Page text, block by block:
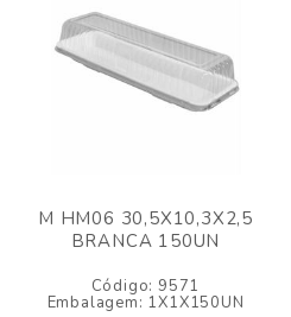
M HM06 30,5X10,3X2,5
BRANCA 150UN
Código: 9571
Embalagem: 1X1X150UN